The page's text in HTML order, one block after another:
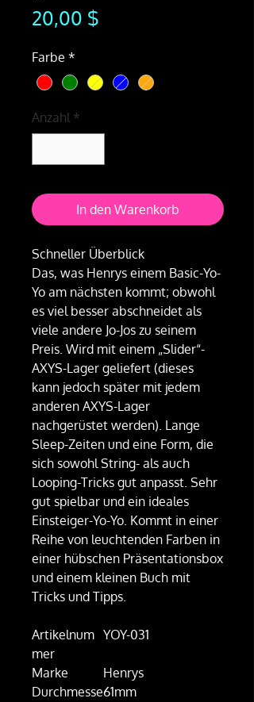
20,00 $
Farbe *
Anzahl *
In den Warenkorb
Schneller Überblick
Das, was Henrys einem Basic-Yo-
Yo am nächsten kommt; obwohl
es viel besser abschneidet als
viele andere Jo-Jos zu seinem
Preis. Wird mit einem „Slider“-
AXYS-Lager geliefert (dieses
kann jedoch später mit jedem
anderen AXYS-Lager
nachgerüstet werden). Lange
Sleep-Zeiten und eine Form, die
sich sowohl String- als auch
Looping-Tricks gut anpasst. Sehr
gut spielbar und ein ideales
Einsteiger-Yo-Yo. Kommt in einer
Reihe von leuchtenden Farben in
einer hübschen Präsentationsbox
und einem kleinen Buch mit
Tricks und Tipps.
Artikelnum
mer
YOY-031
Marke
Henrys
Durchmesse61mm